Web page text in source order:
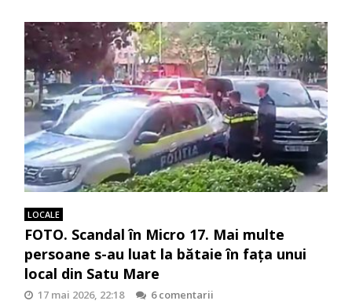
LOCALE
FOTO. Scandal în Micro 17. Mai multe
persoane s-au luat la bătaie în fața unui
local din Satu Mare
17 mai 2026, 22:18
6 comentarii